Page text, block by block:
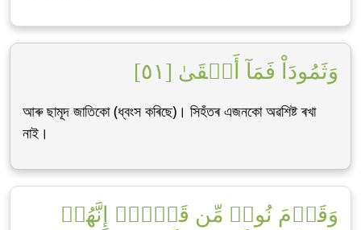
وَثَمُودَاْ فَمَآ أَبۡقَىٰ [٥١]
আৰু ছামূদ জাতিকো (ধ্বংস কৰিছে)। সিহঁতৰ এজনকো অৱশিষ্ট ৰখা
নাই।
وَقَوۡمَ نُوحٖ مِّن قَبۡلُۖ إِنَّهُمۡ